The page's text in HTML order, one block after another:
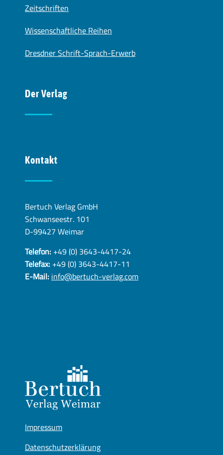
Zeitschriften
Wissenschaftliche Reihen
Dresdner Schrift-Sprach-Erwerb
Der Verlag
Kontakt
Bertuch Verlag GmbH
Schwanseestr. 101
D-99427 Weimar
Telefon:+49 (0) 3643-4417-24
Telefax:+49 (0) 3643-4417-11
E-Mail:info@bertuch-verlag.com
Impressum
Datenschutzerklärung